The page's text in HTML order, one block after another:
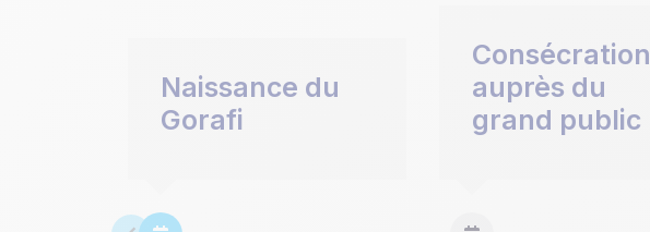
Naissance du
Gorafi
Consécration
auprès du
grand public